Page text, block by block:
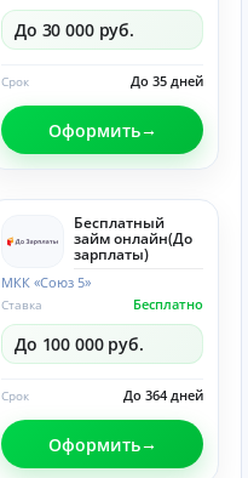
До 30 000 руб.
До 35 дней
Срок
Оформить
Бесплатный
займ онлайн(До
зарплаты)
МКК «Союз 5»
Бесплатно
Ставка
До 100 000 руб.
До 364 дней
Срок
Оформить